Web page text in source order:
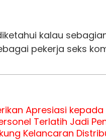
kalau
pekerja seks
Apresiasi kepada
Terlatih Jadi
Kelancaran